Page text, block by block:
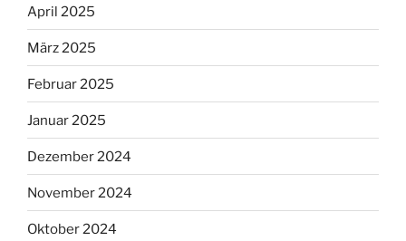
April 2025
März 2025
Februar 2025
Januar 2025
Dezember 2024
November 2024
Oktober 2024